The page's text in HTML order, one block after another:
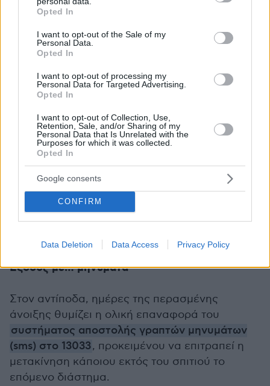
grant or deny consent to Google and its third-party tags to
use your data for below specified purposes in below Google
consent section.
Opted In
I want to opt-out of the Sale of my
Personal Data.
Opted In
I want to opt-out of processing my
Personal Data for Targeted Advertising.
Opted In
I want to opt-out of Collection, Use,
Retention, Sale, and/or Sharing of my
Personal Data that Is Unrelated with the
Purposes for which it was collected.
Opted In
Google consents
CONFIRM
Data Deletion Data Access Privacy Policy
Σύσκεψη για τα… κομμωτήρια
Δύο ημέρες παράταση για την υπαγωγή τους
στην καραντίνα πήραν τα
κουρεία κέντρα αισθητικής
απασχόλησαν ειδική κυβερνητική σύσκεψη. Με
τους αρμόδιους φορείς να αφουγκράζονται την
ανάγκη για έναν ελάχιστο χρόνο
προετοιμασίας των πολιτών ενόψει του
αυτοπεριορισμού, δόθηκε τελικά η δυνατότητα
μπορούν να λειτουργήσουν το Σάββατο 7
Νοεμβρίου και Κυριακή 8 Νοεμβρίου, παύοντας
Έξοδος με… μηνύματα
Στον αντίποδα, ημέρες της περασμένης
άνοιξης θυμίζει η ολική επαναφορά του
συστήματος αποστολής γραπτών μηνυμάτων
(sms) στο 13033, προκειμένου να επιτραπεί η
μετακίνηση κάποιου εκτός του σπιτιού το
επόμενο διάστημα.